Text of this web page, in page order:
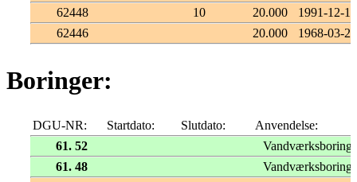
62448
10 20.000
1991-12-10
62446
20.000 1968-03-27
Boringer:
DGU-NR: Startdato: Slutdato:
Anvendelse:
61. 52
Vandværksboring
61. 48
Vandværksboring